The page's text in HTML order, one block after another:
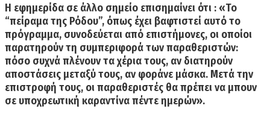
Η εφημερίδα σε άλλο σημείο επισημαίνει ότι : «Το
“πείραμα της Ρόδου”, όπως έχει βαφτιστεί αυτό το
πρόγραμμα, συνοδεύεται από επιστήμονες, οι οποίοι
παρατηρούν τη συμπεριφορά των παραθεριστών:
πόσο συχνά πλένουν τα χέρια τους, αν διατηρούν
αποστάσεις μεταξύ τους, αν φοράνε μάσκα. Μετά την
επιστροφή τους, οι παραθεριστές θα πρέπει να μπουν
σε υποχρεωτική καραντίνα πέντε ημερών».